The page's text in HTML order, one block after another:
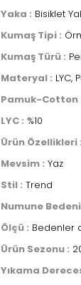
Yaka : Bisiklet
Kumaş Tipi :
Kumaş Türü :
Materyal : LYC,
Pamuk-Cotton
LYC : %10
Ürün Özellikleri :
Mevsim : Yaz
Stil : Trend
Numune
Ölçü : Bedenler
Ürün Sezonu :
Yıkama